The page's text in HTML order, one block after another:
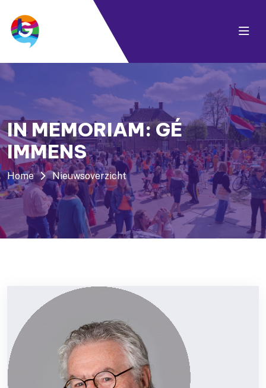
IN MEMORIAM: GÉ
IMMENS
Home Nieuwsoverzicht